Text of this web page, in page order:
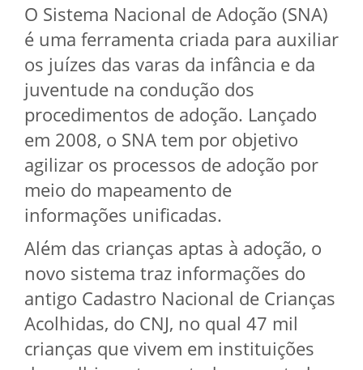
O Sistema Nacional de Adoção (SNA)
é uma ferramenta criada para auxiliar
os juízes das varas da infância e da
juventude na condução dos
procedimentos de adoção. Lançado
em 2008, o SNA tem por objetivo
agilizar os processos de adoção por
meio do mapeamento de
informações unificadas.
Além das crianças aptas à adoção, o
novo sistema traz informações do
antigo Cadastro Nacional de Crianças
Acolhidas, do CNJ, no qual 47 mil
crianças que vivem em instituições